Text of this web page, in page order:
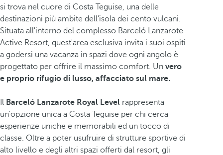
si trova nel cuore di Costa Teguise, una delle
destinazioni più ambite dell'isola dei cento vulcani.
Situata all'interno del complesso Barceló Lanzarote
Active Resort, quest'area esclusiva invita i suoi ospiti
a godersi una vacanza in spazi dove ogni angolo è
progettato per offrire il massimo comfort. Un vero
e proprio rifugio di lusso, affacciato sul mare.
Il Barceló Lanzarote Royal Level rappresenta
un'opzione unica a Costa Teguise per chi cerca
esperienze uniche e memorabili ed un tocco di
classe. Oltre a poter usufruire di strutture sportive di
alto livello e degli altri spazi offerti dal resort, gli